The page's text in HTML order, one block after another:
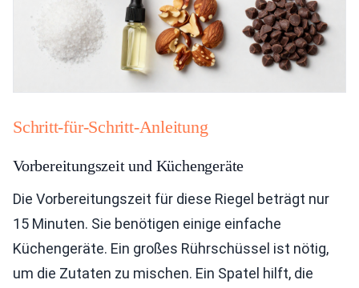
Schritt-für-Schritt-Anleitung
Vorbereitungszeit und Küchengeräte
Die Vorbereitungszeit für diese Riegel beträgt nur
15 Minuten. Sie benötigen einige einfache
Küchengeräte. Ein großes Rührschüssel ist nötig,
um die Zutaten zu mischen. Ein Spatel hilft, die